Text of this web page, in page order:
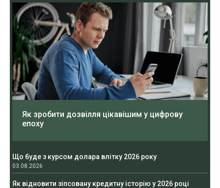
Як зробити дозвілля цікавішим у цифрову
епоху
Що буде з курсом долара влітку 2026 року
03.08.2026
Як відновити зіпсовану кредитну історію у 2026 році